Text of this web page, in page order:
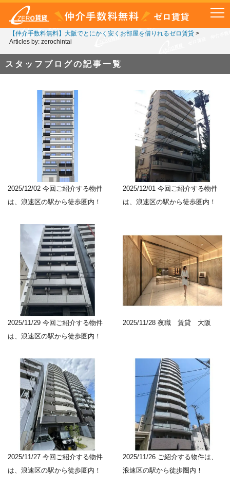
【仲介手数料無料】大阪でとにかく安くお部屋を借りれるゼロ賃貸>
Articles by: zerochintai
スタッフブログの記事一覧
2025/12/02 今回ご紹介する物件
は、浪速区の駅から徒歩圏内！
2025/12/01 今回ご紹介する物件
は、浪速区の駅から徒歩圏内！
2025/11/29 今回ご紹介する物件
は、浪速区の駅から徒歩圏内！
2025/11/28 夜職 賃貸 大阪
2025/11/27 今回ご紹介する物件
は、浪速区の駅から徒歩圏内！
2025/11/26 ご紹介する物件は、
浪速区の駅から徒歩圏内！